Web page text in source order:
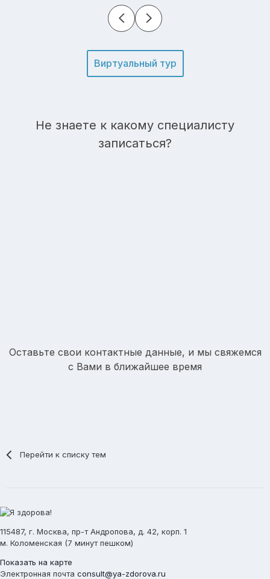
Виртуальный тур
Не знаете к какому специалисту
записаться?
Оставьте свои контактные данные, и мы свяжемся
с Вами в ближайшее время
Перейти к списку тем
115487, г. Москва, пр-т Андропова, д. 42, корп. 1
м. Коломенская (7 минут пешком)
Показать на карте
Электронная почта consult@ya-zdorova.ru